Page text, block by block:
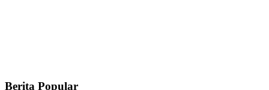
Berita Popular